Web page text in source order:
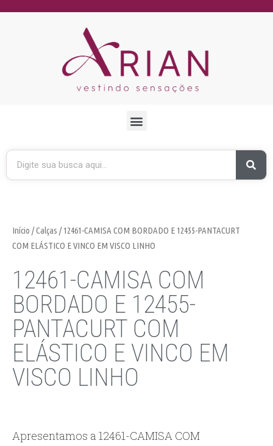
Início /Calças / 12461-CAMISA COM BORDADO E 12455-PANTACURT
COM ELÁSTICO E VINCO EM VISCO LINHO
12461-CAMISA COM
BORDADO E 12455-
PANTACURT COM
ELÁSTICO E VINCO EM
VISCO LINHO
Apresentamos a 12461-CAMISA COM